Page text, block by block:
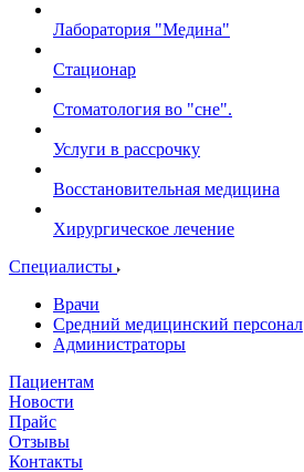
Лаборатория "Медина"
Стационар
Стоматология во "сне".
Услуги в рассрочку
Восстановительная медицина
Хирургическое лечение
Специалисты
Врачи
Средний медицинский персонал
Администраторы
Пациентам
Новости
Прайс
Отзывы
Контакты